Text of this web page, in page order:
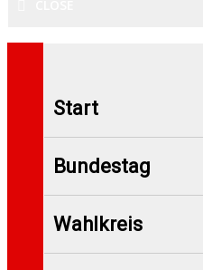
Start
Bundestag
Wahlkreis